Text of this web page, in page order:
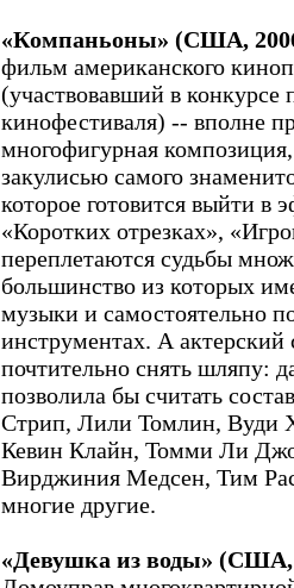
«Компаньоны» (США,
фильм американского
(участвовавший в конкурсе
кинофестиваля) -- вполне
многофигурная
закулисью самого
которое готовится выйти в
«Коротких отрезках»,
переплетаются судьбы
большинство из которых
музыки и самостоятельно
инструментах. А актерский
почтительно снять шляпу:
позволила бы считать
Стрип, Лили Томлин, Вуди
Кевин Клайн, Томми Ли
Вирджиния Медсен, Тим
многие другие.
«Девушка из воды»